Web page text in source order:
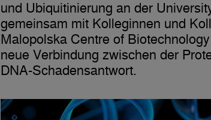
und Ubiquitinierung an der
gemeinsam mit Kolleginnen und
Malopolska Centre of
neue Verbindung zwischen der
DNA-Schadensantwort.